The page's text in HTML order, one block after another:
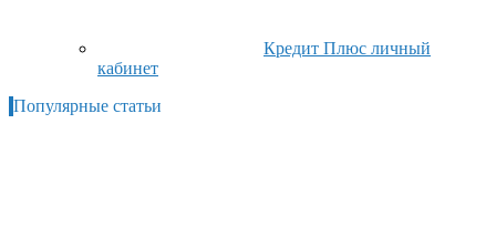
Кредит Плюс личный
кабинет
Популярные статьи